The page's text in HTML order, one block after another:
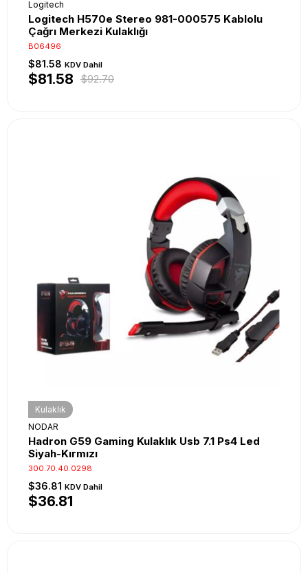
Logitech
Logitech H570e Stereo 981-000575 Kablolu
Çağrı Merkezi Kulaklığı
B06496
$81.58 KDV Dahil
$81.58 $92.70
Kulaklık
NODAR
Hadron G59 Gaming Kulaklık Usb 7.1 Ps4 Led
Siyah-Kırmızı
300.70.40.0298
$36.81 KDV Dahil
$36.81